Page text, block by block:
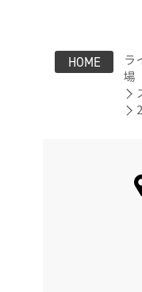
HOME
ラ
場